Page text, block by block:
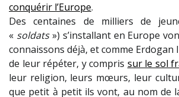
conquérir l’Europe.
Des centaines de milliers de
« soldats») s’installant en Europe
connaissons déjà, et comme Erdogan
de leur répéter, y compris sur le sol
leur religion, leurs mœurs, leur
que petit à petit ils vont, au nom de